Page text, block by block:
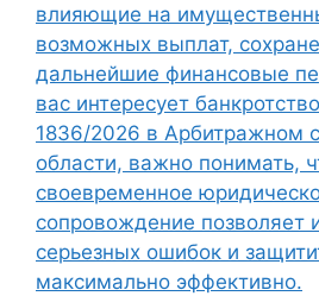
влияющие на
возможных выплат,
дальнейшие финансовые
вас интересует
1836/2026 в Арбитражном
области, важно понимать,
своевременное
сопровождение позволяет
серьезных ошибок и
максимально эффективно.